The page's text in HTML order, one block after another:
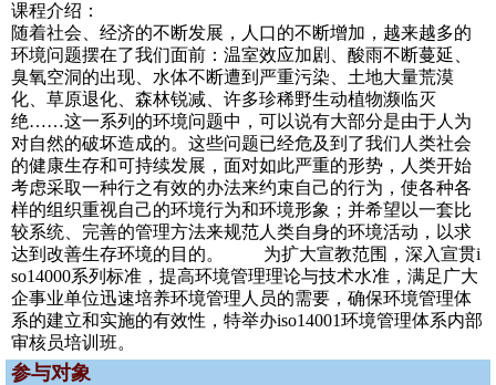
课程介绍：
随着社会、经济的不断发展，人口的不断增加，越来越多的
环境问题摆在了我们面前：温室效应加剧、酸雨不断蔓延、
臭氧空洞的出现、水体不断遭到严重污染、土地大量荒漠
化、草原退化、森林锐减、许多珍稀野生动植物濒临灭
绝……这一系列的环境问题中，可以说有大部分是由于人为
对自然的破坏造成的。这些问题已经危及到了我们人类社会
的健康生存和可持续发展，面对如此严重的形势，人类开始
考虑采取一种行之有效的办法来约束自己的行为，使各种各
样的组织重视自己的环境行为和环境形象；并希望以一套比
较系统、完善的管理方法来规范人类自身的环境活动，以求
达到改善生存环境的目的。 为扩大宣教范围，深入宣贯i
so14000系列标准，提高环境管理理论与技术水准，满足广大
企事业单位迅速培养环境管理人员的需要，确保环境管理体
系的建立和实施的有效性，特举办iso14001环境管理体系内部
审核员培训班。
参与对象